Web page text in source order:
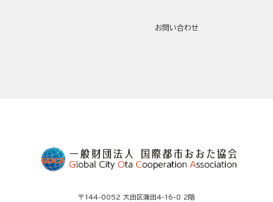
お問い合わせ
〒144-0052 大田区蒲田4-16-8 2階